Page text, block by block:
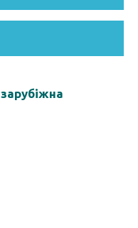
зарубіжна